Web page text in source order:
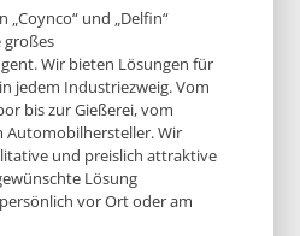
und „Delfin“
großes
Wir bieten Lösungen für
jedem Industriezweig. Vom
bis zur Gießerei, vom
Automobilhersteller. Wir
und preislich attraktive
Lösung
vor Ort oder am